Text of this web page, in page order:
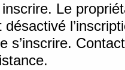
Le
désactivé
s’inscrire.